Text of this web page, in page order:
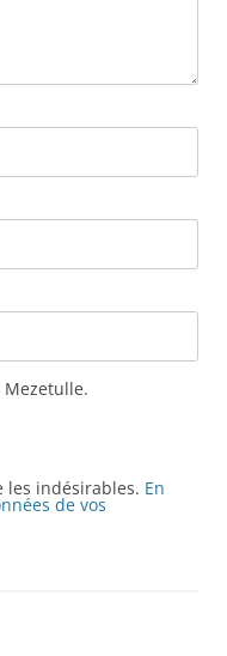
Mezetulle.
les indésirables. En
de vos